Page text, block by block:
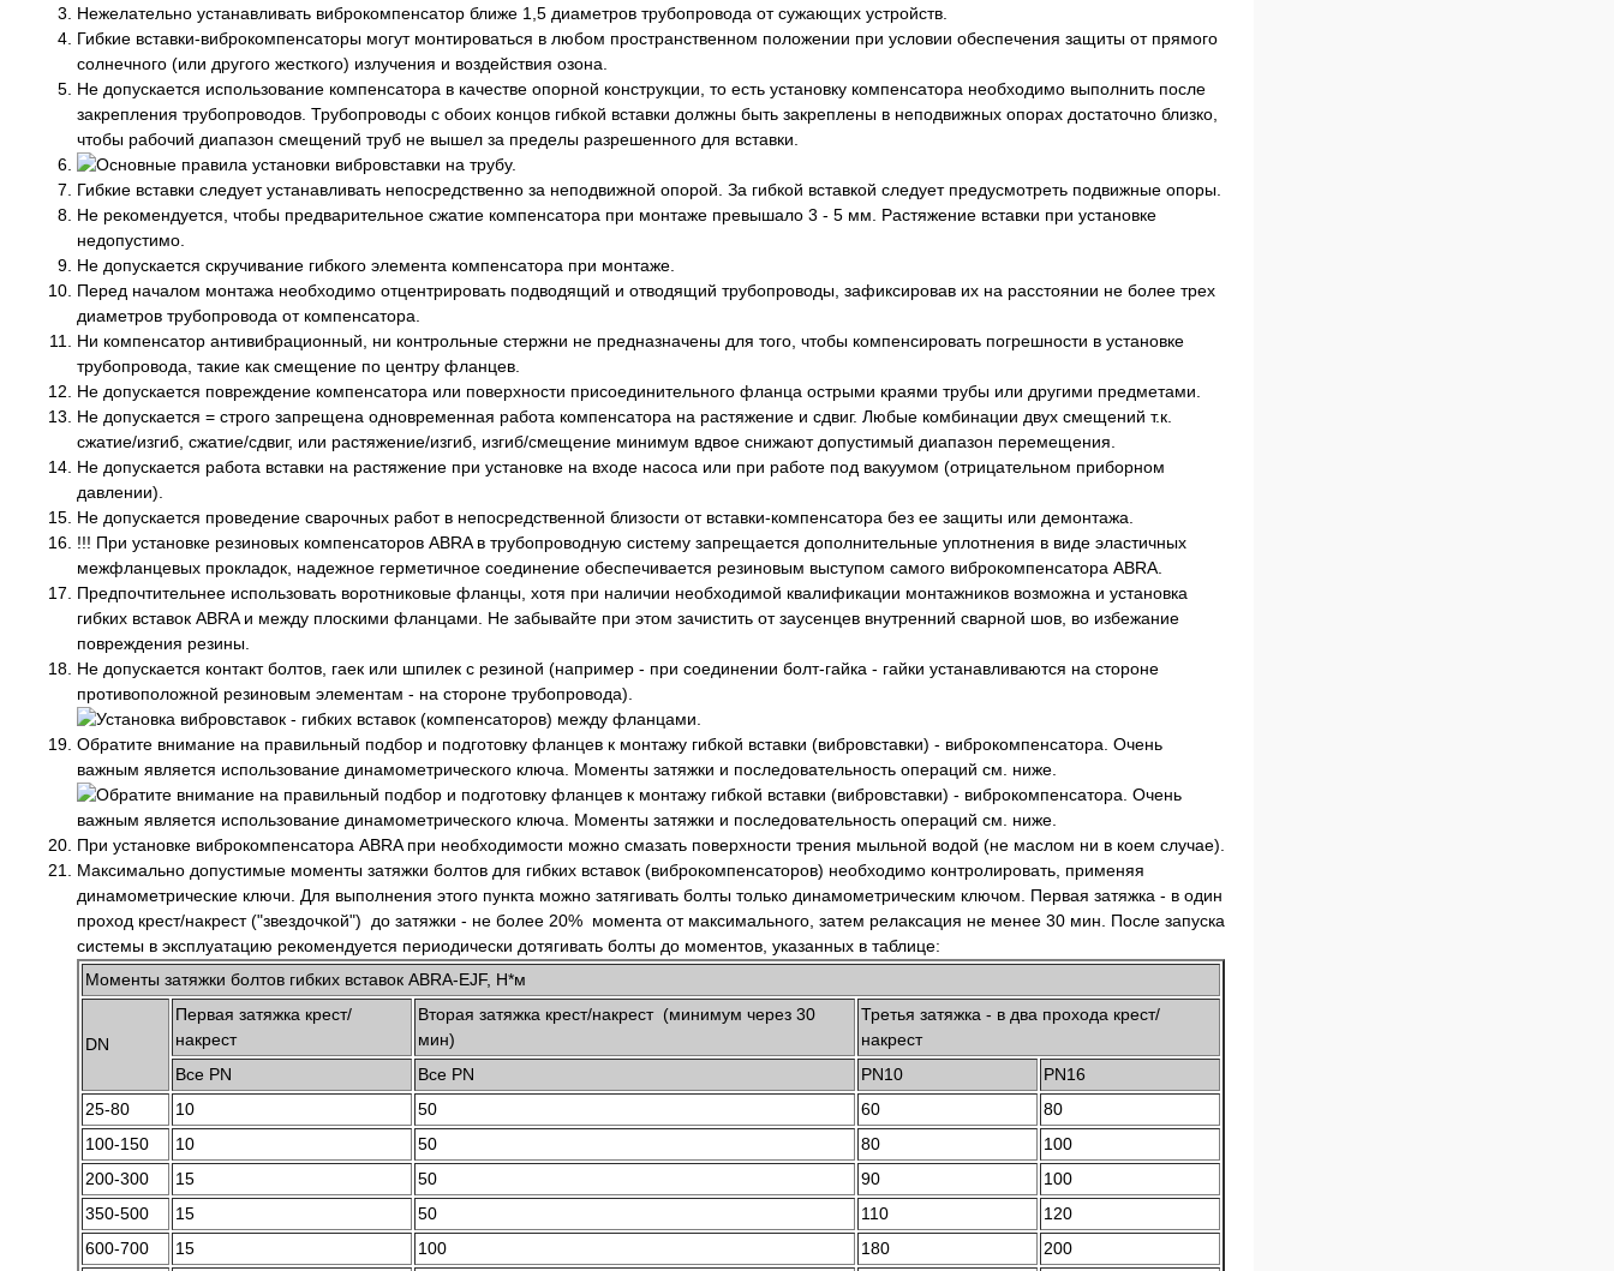
Нежелательно устанавливать виброкомпенсатор ближе 1,5 диаметров трубопровода от сужающих устройств.
Гибкие вставки-виброкомпенсаторы могут монтироваться в любом пространственном положении при условии обеспечения защиты от прямого
солнечного (или другого жесткого) излучения и воздействия озона.
Не допускается использование компенсатора в качестве опорной конструкции, то есть установку компенсатора необходимо выполнить после
закрепления трубопроводов. Трубопроводы с обоих концов гибкой вставки должны быть закреплены в неподвижных опорах достаточно близко,
чтобы рабочий диапазон смещений труб не вышел за пределы разрешенного для вставки.
Гибкие вставки следует устанавливать непосредственно за неподвижной опорой. За гибкой вставкой следует предусмотреть подвижные опоры.
Не рекомендуется, чтобы предварительное сжатие компенсатора при монтаже превышало 3 - 5 мм. Растяжение вставки при установке
недопустимо.
Не допускается скручивание гибкого элемента компенсатора при монтаже.
Перед началом монтажа необходимо отцентрировать подводящий и отводящий трубопроводы, зафиксировав их на расстоянии не более трех
диаметров трубопровода от компенсатора.
Ни компенсатор антивибрационный, ни контрольные стержни не предназначены для того, чтобы компенсировать погрешности в установке
трубопровода, такие как смещение по центру фланцев.
Не допускается повреждение компенсатора или поверхности присоединительного фланца острыми краями трубы или другими предметами.
Не допускается = строго запрещена одновременная работа компенсатора на растяжение и сдвиг. Любые комбинации двух смещений т.к.
сжатие/изгиб, сжатие/сдвиг, или растяжение/изгиб, изгиб/смещение минимум вдвое снижают допустимый диапазон перемещения.
Не допускается работа вставки на растяжение при установке на входе насоса или при работе под вакуумом (отрицательном приборном
давлении).
Не допускается проведение сварочных работ в непосредственной близости от вставки-компенсатора без ее защиты или демонтажа.
!!! При установке резиновых компенсаторов ABRA в трубопроводную систему запрещается дополнительные уплотнения в виде эластичных
межфланцевых прокладок, надежное герметичное соединение обеспечивается резиновым выступом самого виброкомпенсатора ABRA.
Предпочтительнее использовать воротниковые фланцы, хотя при наличии необходимой квалификации монтажников возможна и установка
гибких вставок ABRA и между плоскими фланцами. Не забывайте при этом зачистить от заусенцев внутренний сварной шов, во избежание
повреждения резины.
Не допускается контакт болтов, гаек или шпилек с резиной (например - при соединении болт-гайка - гайки устанавливаются на стороне
противоположной резиновым элементам - на стороне трубопровода).
Обратите внимание на правильный подбор и подготовку фланцев к монтажу гибкой вставки (вибровставки) - виброкомпенсатора. Очень
важным является использование динамометрического ключа. Моменты затяжки и последовательность операций см. ниже.
При установке виброкомпенсатора ABRA при необходимости можно смазать поверхности трения мыльной водой (не маслом ни в коем случае).
Максимально допустимые моменты затяжки болтов для гибких вставок (виброкомпенсаторов) необходимо контролировать, применяя
динамометрические ключи. Для выполнения этого пункта можно затягивать болты только динамометрическим ключом. Первая затяжка - в один
проход крест/накрест ("звездочкой") до затяжки - не более 20% момента от максимального, затем релаксация не менее 30 мин. После запуска
системы в эксплуатацию рекомендуется периодически дотягивать болты до моментов, указанных в таблице:
Моменты затяжки болтов гибких вставок ABRA-EJF, Н*м
DN
Первая затяжка крест/
накрест
Вторая затяжка крест/накрест (минимум через 30
мин)
Третья затяжка - в два прохода крест/
накрест
Все PN
Все PN PN10
PN16
25-80
10 50 60
80
100-150
10 50 80
100
200-300
15 50 90
100
350-500
15 50 110
120
600-700
15 100 180 200